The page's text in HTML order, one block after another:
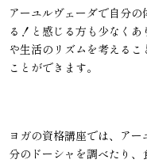
アーユルヴェーダで自分
る！と感じる方も少なく
や生活のリズムを考えるこ
ことができます。
ヨガの資格講座では、ア
分のドーシャを調べたり、